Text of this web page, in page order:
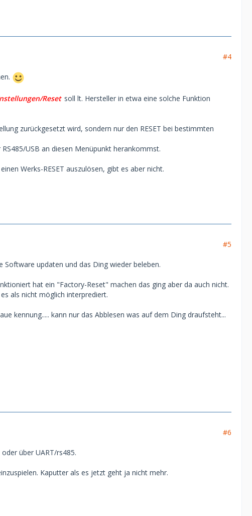
#4
Reset soll lt. Hersteller in etwa eine solche Funktion
zurückgesetzt wird, sondern nur den RESET bei bestimmten
USB an diesen Menüpunkt herankommst.
Werks-RESET auszulösen, gibt es aber nicht.
#5
updaten und das Ding wieder beleben.
hat ein "Factory-Reset" machen das ging aber da auch nicht.
als nicht möglich interprediert.
kennung..... kann nur das Abblesen was auf dem Ding draufsteht...
#6
über UART/rs485.
Kaputter als es jetzt geht ja nicht mehr.